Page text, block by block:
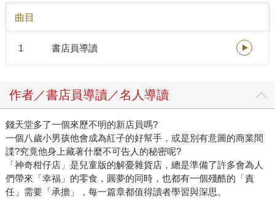
曲目
1 書店員導讀
作者／書店員導讀／名人導讀
錢天堂多了一個來歷不明的新店員嗎?
一個八歲小男孩他會成為紅子的好幫手，或是別有意圖的商業間
諜?究竟他身上藏著什麼不可告人的秘密呢?
「神奇柑仔店」是兒童版的解憂雜貨店，總是準備了許多會為人
們帶來「幸福」的零食，圓夢的同時，也都有一個殘酷的「責
任」需要「承擔」，每一篇章都值得讀者學習與深思。